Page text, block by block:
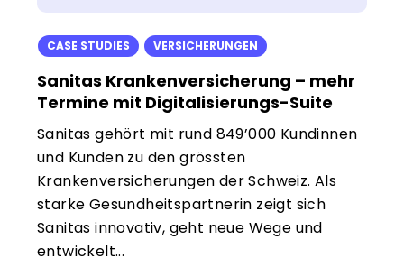
CASE STUDIES VERSICHERUNGEN
Sanitas Krankenversicherung – mehr
Termine mit Digitalisierungs-Suite
Sanitas gehört mit rund 849’000 Kundinnen
und Kunden zu den grössten
Krankenversicherungen der Schweiz. Als
starke Gesundheitspartnerin zeigt sich
Sanitas innovativ, geht neue Wege und
entwickelt...